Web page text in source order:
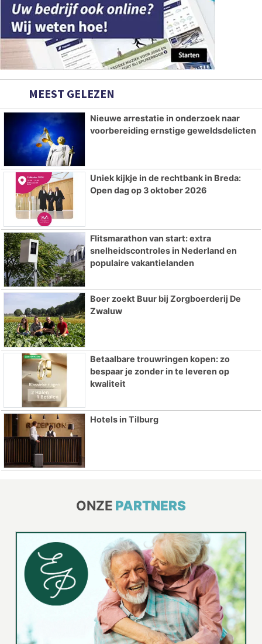
MEEST GELEZEN
Nieuwe arrestatie in onderzoek naar
voorbereiding ernstige geweldsdelicten
Uniek kijkje in de rechtbank in Breda:
Open dag op 3 oktober 2026
Flitsmarathon van start: extra
snelheidscontroles in Nederland en
populaire vakantielanden
Boer zoekt Buur bij Zorgboerderij De
Zwaluw
Betaalbare trouwringen kopen: zo
bespaar je zonder in te leveren op
kwaliteit
Hotels in Tilburg
ONZE PARTNERS